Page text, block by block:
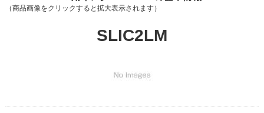
（商品画像をクリックすると拡大表示されます）
SLIC2LM